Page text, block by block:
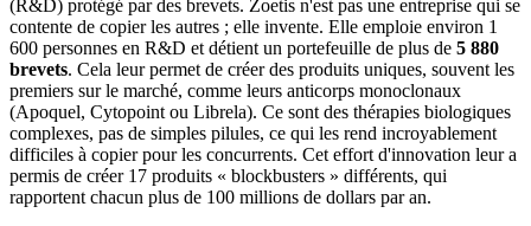
(R&D) protégé par des brevets. Zoetis n'est pas une entreprise qui se
contente de copier les autres ; elle invente. Elle emploie environ 1
600 personnes en R&D et détient un portefeuille de plus de 5 880
brevets. Cela leur permet de créer des produits uniques, souvent les
premiers sur le marché, comme leurs anticorps monoclonaux
(Apoquel, Cytopoint ou Librela). Ce sont des thérapies biologiques
complexes, pas de simples pilules, ce qui les rend incroyablement
difficiles à copier pour les concurrents. Cet effort d'innovation leur a
permis de créer 17 produits « blockbusters » différents, qui
rapportent chacun plus de 100 millions de dollars par an.